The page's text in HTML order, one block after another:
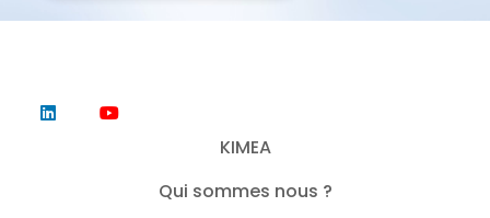
KIMEA
Qui sommes nous ?